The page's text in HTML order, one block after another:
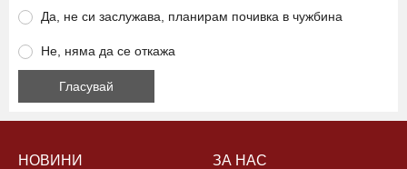
Да, не си заслужава, планирам почивка в чужбина
Не, няма да се откажа
НОВИНИ ЗА НАС